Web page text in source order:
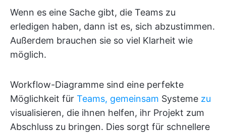
Wenn es eine Sache gibt, die Teams zu
erledigen haben, dann ist es, sich abzustimmen.
Außerdem brauchen sie so viel Klarheit wie
möglich.
Workflow-Diagramme sind eine perfekte
Möglichkeit für Teams, gemeinsam Systeme zu
visualisieren, die ihnen helfen, ihr Projekt zum
Abschluss zu bringen. Dies sorgt für schnellere